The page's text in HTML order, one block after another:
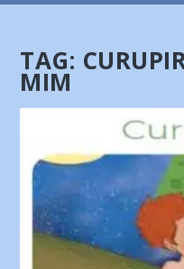
TAG:
MIM